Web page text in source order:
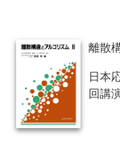
離散
日本
回講